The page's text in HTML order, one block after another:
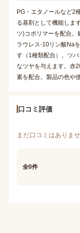
PG・エタノールなど2
る基剤として機能しま
ツ)コポリマーを配合
ラウレス-10リン酸Na
す（1種類配合）。ツ
なツヤを与えます。赤
素を配合。製品の色や
口コミ評価
まだ口コミはありま
全0件